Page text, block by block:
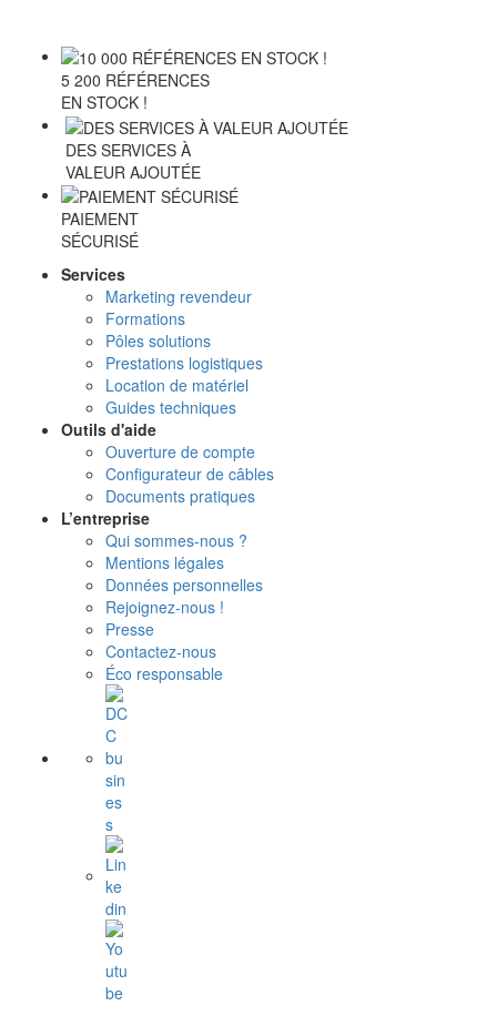
5 200 RÉFÉRENCES
EN STOCK !
DES SERVICES À
VALEUR AJOUTÉE
PAIEMENT
SÉCURISÉ
Services
Marketing revendeur
Formations
Pôles solutions
Prestations logistiques
Location de matériel
Guides techniques
Outils d'aide
Ouverture de compte
Configurateur de câbles
Documents pratiques
L’entreprise
Qui sommes-nous ?
Mentions légales
Données personnelles
Rejoignez-nous !
Presse
Contactez-nous
Éco responsable